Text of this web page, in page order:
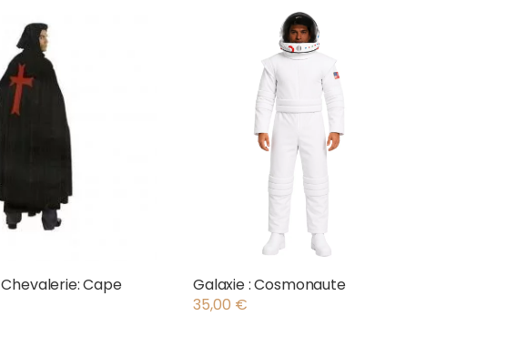
Chevalerie: Cape
Galaxie : Cosmonaute
35,00 €